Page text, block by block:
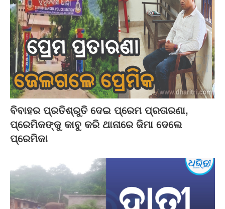
ବିବାହର ପ୍ରତିଶ୍ରୁତି ଦେଇ ପ୍ରେମ ପ୍ରତାରଣା,
ପ୍ରେମିକଙ୍କୁ କାବୁ କରି ଥାନାରେ ଜିମା ଦେଲେ
ପ୍ରେମିକା